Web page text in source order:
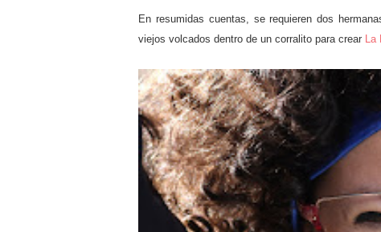
En resumidas cuentas, se requieren dos
viejos volcados dentro de un corralito para crear La